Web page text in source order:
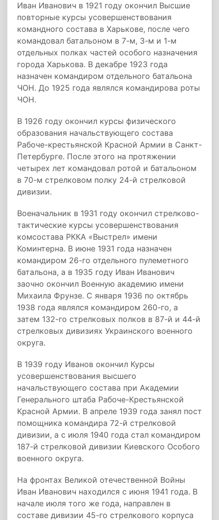
Иван Иванович в 1921 году окончил Высшие
повторные курсы усовершенствования
командного состава в Харькове, после чего
командовал батальоном в 7-м, 3-м и 1-м
отдельных полках частей особого назначения
города Харькова. В декабре 1923 года
назначен командиром отдельного батальона
ЧОН. До 1925 года являлся командирова роты
ЧОН.
В 1926 году окончил курсы физического
образования начальствующего состава
Рабоче-крестьянской Красной Армии в Санкт-
Петербурге. После этого на протяжении
четырех лет командовал ротой и батальоном
в 70-м стрелковом полку 24-й стрелковой
дивизии.
Военачальник в 1931 году окончил стрелково-
тактические курсы усовершенствования
комсостава РККА «Выстрел» имени
Коминтерна. В июне 1931 года назначен
командиром 26-го отдельного пулеметного
батальона, а в 1935 году Иван Иванович
заочно окончил Военную академию имени
Михаила Фрунзе. С января 1936 по октябрь
1938 года являлся командиром 260-го, а
затем 132-го стрелковых полков в 87-й и 44-й
стрелковых дивизиях Украинского военного
округа.
В 1939 году Иванов окончил Курсы
усовершенствования высшего
начальствующего состава при Академии
Генерального штаба Рабоче-Крестьянской
Красной Армии. В апреле 1939 года занял пост
помощника командира 72-й стрелковой
дивизии, а с июля 1940 года стал командиром
187-й стрелковой дивизии Киевского Особого
военного округа.
На фронтах Великой отечественной Войны
Иван Иванович находился с июня 1941 года. В
начале июля того же года, направлен в
составе дивизии 45-го стрелкового корпуса